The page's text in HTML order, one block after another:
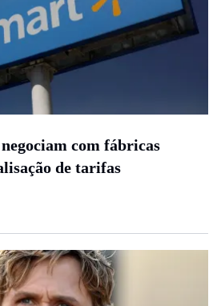
com fábricas
de tarifas